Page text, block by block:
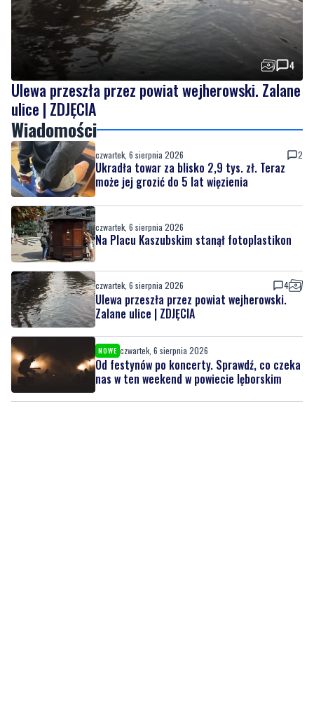
4
Ulewa przeszła przez powiat wejherowski. Zalane
ulice | ZDJĘCIA
Wiadomości
czwartek, 6 sierpnia 2026 2
Ukradła towar za blisko 2,9 tys. zł. Teraz
może jej grozić do 5 lat więzienia
czwartek, 6 sierpnia 2026
Na Placu Kaszubskim stanął fotoplastikon
czwartek, 6 sierpnia 2026 4
Ulewa przeszła przez powiat wejherowski.
Zalane ulice | ZDJĘCIA
NOWE czwartek, 6 sierpnia 2026
Od festynów po koncerty. Sprawdź, co czeka
nas w ten weekend w powiecie lęborskim